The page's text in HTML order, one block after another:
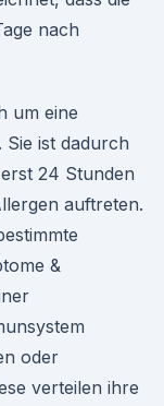
nach
um eine
ist dadurch
24 Stunden
auftreten.
&
oder
verteilen ihre